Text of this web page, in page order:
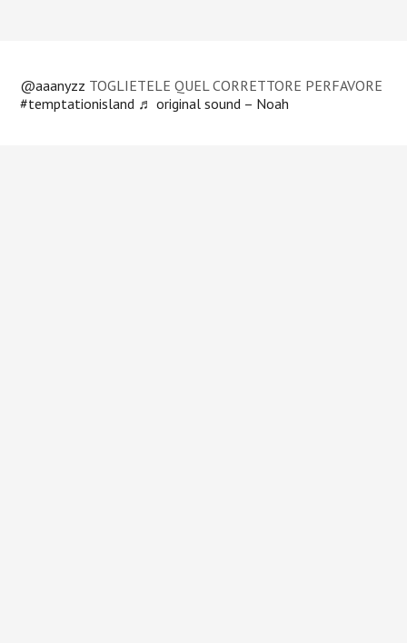
@aaanyzz TOGLIETELE QUEL CORRETTORE PERFAVORE
#temptationisland ♬ original sound – Noah